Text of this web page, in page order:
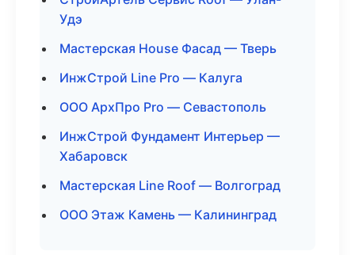
Удэ
Мастерская House Фасад — Тверь
ИнжСтрой Line Pro — Калуга
ООО АрхПро Pro — Севастополь
ИнжСтрой Фундамент Интерьер —
Хабаровск
Мастерская Line Roof — Волгоград
ООО Этаж Камень — Калининград